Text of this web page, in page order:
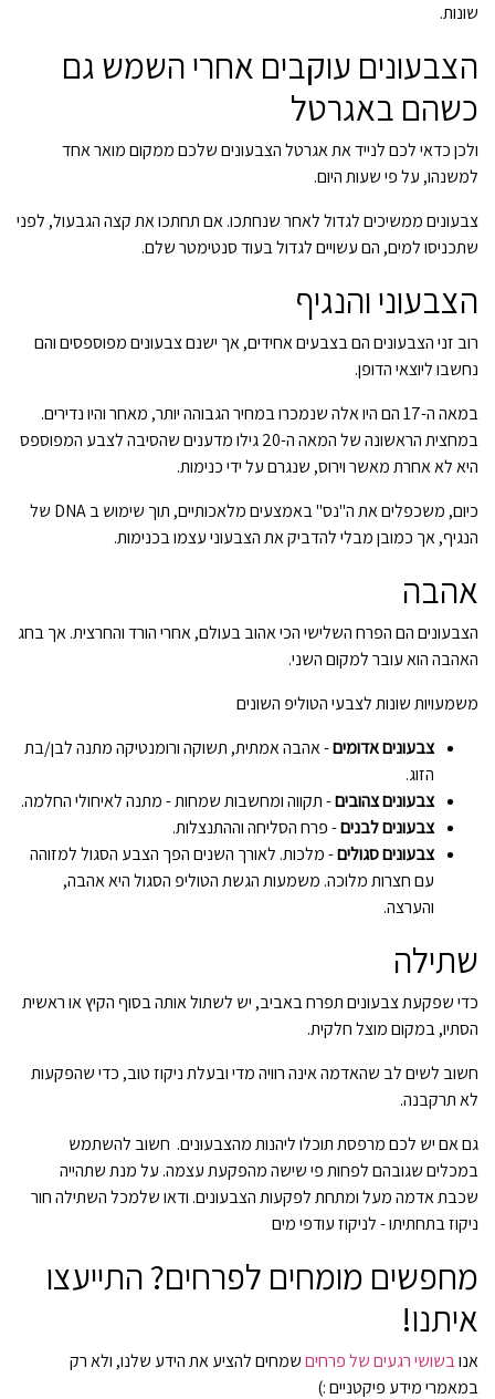
שונות.
הצבעונים עוקבים אחרי השמש גם
כשהם באגרטל
ולכן כדאי לכם לנייד את אגרטל הצבעונים שלכם ממקום מואר אחד
למשנהו, על פי שעות היום.
צבעונים ממשיכים לגדול לאחר שנחתכו. אם תחתכו את קצה הגבעול, לפני
שתכניסו למים, הם עשויים לגדול בעוד סנטימטר שלם.
הצבעוני והנגיף
רוב זני הצבעונים הם בצבעים אחידים, אך ישנם צבעונים מפוספסים והם
נחשבו ליוצאי הדופן.
במאה ה-17 הם היו אלה שנמכרו במחיר הגבוהה יותר, מאחר והיו נדירים.
במחצית הראשונה של המאה ה-20 גילו מדענים שהסיבה לצבע המפוספס
היא לא אחרת מאשר וירוס, שנגרם על ידי כנימות.
כיום, משכפלים את ה"נס" באמצעים מלאכותיים, תוך שימוש ב DNA של
הנגיף, אך כמובן מבלי להדביק את הצבעוני עצמו בכנימות.
אהבה
הצבעונים הם הפרח השלישי הכי אהוב בעולם, אחרי הורד והחרצית. אך בחג
האהבה הוא עובר למקום השני.
משמעויות שונות לצבעי הטוליפ השונים
צבעונים אדומים- אהבה אמתית, תשוקה ורומנטיקה מתנה לבן/בת
הזוג.
צבעונים צהובים- תקווה ומחשבות שמחות - מתנה לאיחולי החלמה.
צבעונים לבנים- פרח הסליחה וההתנצלות.
צבעונים סגולים- מלכות. לאורך השנים הפך הצבע הסגול למזוהה
עם חצרות מלוכה. משמעות הגשת הטוליפ הסגול היא אהבה,
והערצה.
שתילה
כדי שפקעת צבעונים תפרח באביב, יש לשתול אותה בסוף הקיץ או ראשית
הסתיו, במקום מוצל חלקית.
חשוב לשים לב שהאדמה אינה רוויה מדי ובעלת ניקוז טוב, כדי שהפקעות
לא תרקבנה.
גם אם יש לכם מרפסת תוכלו ליהנות מהצבעונים. חשוב להשתמש
במכלים שגובהם לפחות פי שישה מהפקעת עצמה. על מנת שתהייה
שכבת אדמה מעל ומתחת לפקעות הצבעונים. ודאו שלמכל השתילה חור
ניקוז בתחתיתו - לניקוז עודפי מים
מחפשים מומחים לפרחים? התייעצו
איתנו!
אנובשושי רגעים של פרחיםשמחים להציע את הידע שלנו, ולא רק
במאמרי מידע פיקטניים :)